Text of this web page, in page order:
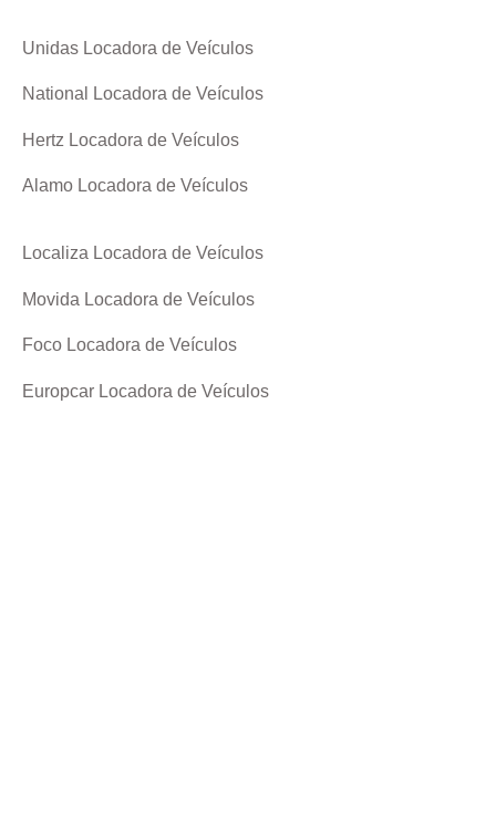
Unidas Locadora de Veículos
National Locadora de Veículos
Hertz Locadora de Veículos
Alamo Locadora de Veículos
Localiza Locadora de Veículos
Movida Locadora de Veículos
Foco Locadora de Veículos
Europcar Locadora de Veículos